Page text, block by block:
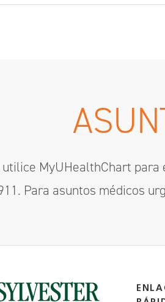
utilice MyUHealthChart
Para asuntos médicos